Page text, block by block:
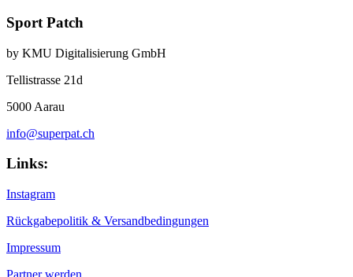
Sport Patch
by KMU Digitalisierung GmbH
Tellistrasse 21d
5000 Aarau
info@superpat.ch
Links:
Instagram
Rückgabepolitik & Versandbedingungen
Impressum
Partner werden